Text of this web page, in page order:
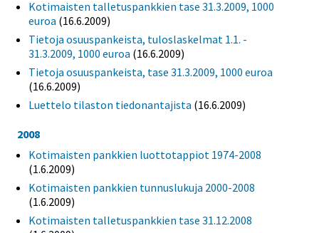
Kotimaisten talletuspankkien tase 31.3.2009, 1000
euroa (16.6.2009)
Tietoja osuuspankeista, tuloslaskelmat 1.1. -
31.3.2009, 1000 euroa (16.6.2009)
Tietoja osuuspankeista, tase 31.3.2009, 1000 euroa
(16.6.2009)
Luettelo tilaston tiedonantajista (16.6.2009)
2008
Kotimaisten pankkien luottotappiot 1974-2008
(1.6.2009)
Kotimaisten pankkien tunnuslukuja 2000-2008
(1.6.2009)
Kotimaisten talletuspankkien tase 31.12.2008